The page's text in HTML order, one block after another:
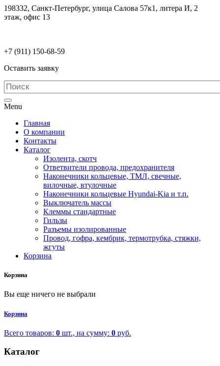
198332, Санкт-Петербург, улица Салова 57к1, литера И, 2
этаж, офис 13
+7 (911) 150-68-59
Оставить заявку
Menu
Главная
О компании
Контакты
Каталог
Изолента, скотч
Ответвители провода, предохранителя
Наконечники кольцевые, ТМЛ, свечные,
вилочные, втулочные
Наконечники кольцевые Hyundai-Kia и т.п.
Выключатель массы
Клеммы стандартные
Гильзы
Разъемы изолированные
Провод, гофра, кембрик, термотрубка, стяжки,
жгуты
Корзина
Корзина
Вы еще ничего не выбрали
Корзина
Всего товаров: 0 шт., на сумму: 0 руб.
Каталог